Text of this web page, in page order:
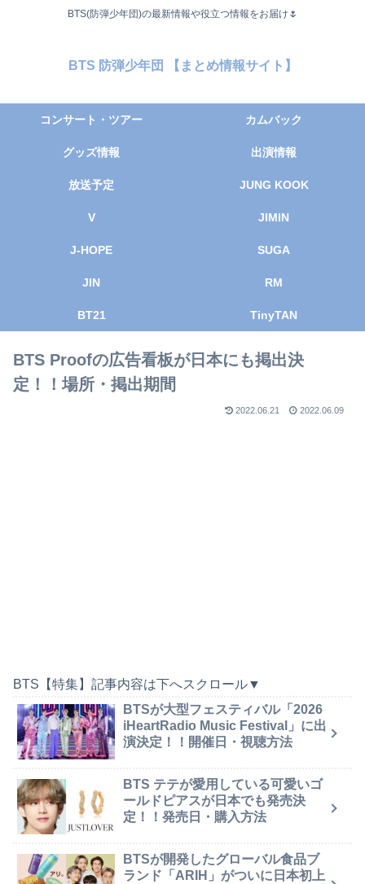
BTS(防弾少年団)の最新情報や役立つ情報をお届け🌷
BTS 防弾少年団 【まとめ情報サイト】
コンサート・ツアー カムバック
グッズ情報 出演情報
放送予定 JUNG KOOK
V JIMIN
J-HOPE SUGA
JIN RM
BT21 TinyTAN
BTS Proofの広告看板が日本にも掲出決
定！！場所・掲出期間
2022.06.21 2022.06.09
BTS【特集】記事内容は下へスクロール▼
BTSが大型フェスティバル「2026
iHeartRadio Music Festival」に出
演決定！！開催日・視聴方法
BTS テテが愛用している可愛いゴ
ールドピアスが日本でも発売決
定！！発売日・購入方法
BTSが開発したグローバル食品ブ
ランド「ARIH」がついに日本初上